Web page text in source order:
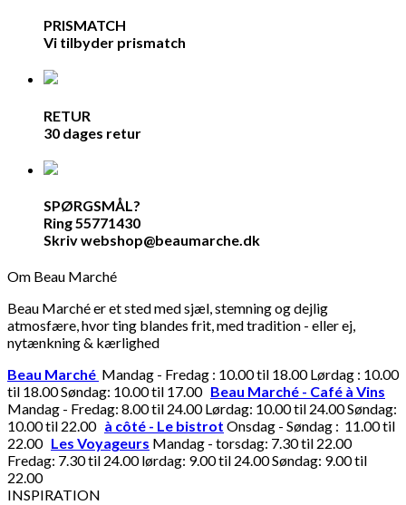
PRISMATCH
Vi tilbyder prismatch
RETUR
30 dages retur
SPØRGSMÅL?
Ring 55771430
Skriv webshop@beaumarche.dk
Om Beau Marché
Beau Marché er et sted med sjæl, stemning og dejlig
atmosfære, hvor ting blandes frit, med tradition - eller ej,
nytænkning & kærlighed
Beau Marché Mandag - Fredag : 10.00 til 18.00 Lørdag : 10.00
til 18.00 Søndag: 10.00 til 17.00 Beau Marché - Café à Vins
Mandag - Fredag: 8.00 til 24.00 Lørdag: 10.00 til 24.00 Søndag:
10.00 til 22.00 à côté - Le bistrot Onsdag - Søndag : 11.00 til
22.00 Les Voyageurs Mandag - torsdag: 7.30 til 22.00
Fredag: 7.30 til 24.00 lørdag: 9.00 til 24.00 Søndag: 9.00 til
22.00
INSPIRATION